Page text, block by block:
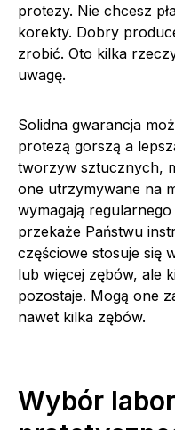
protezy. Nie chcesz
korekty. Dobry
zrobić. Oto kilka
uwagę.
Solidna gwarancja
protezą gorszą a
tworzyw sztucznych,
one utrzymywane na
wymagają
przekaże Państwu
częściowe stosuje się
lub więcej zębów, ale
pozostaje. Mogą one
nawet kilka zębów.
Wybór